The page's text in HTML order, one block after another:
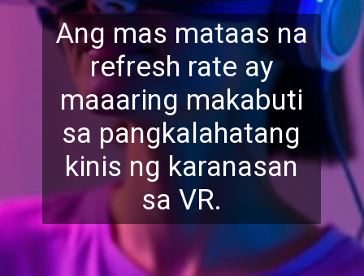
Ang mas mataas na
refresh rate ay
maaaring makabuti
sa pangkalahatang
kinis ng karanasan
sa VR.